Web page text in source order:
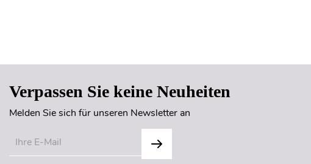
Verpassen Sie keine Neuheiten
Melden Sie sich für unseren Newsletter an